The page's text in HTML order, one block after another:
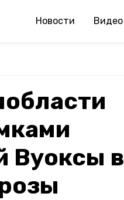
Новости Видео
Вуоксы в